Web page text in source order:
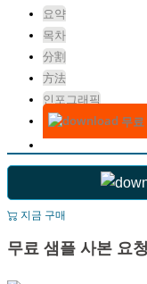
요약
목차
分割
方法
인포그래픽
무
지금 구매
무료 샘플 사본 요청